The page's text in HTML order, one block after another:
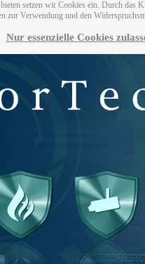
setzen wir Cookies ein. Durch
zur Verwendung und den
Nur essenzielle Cookies